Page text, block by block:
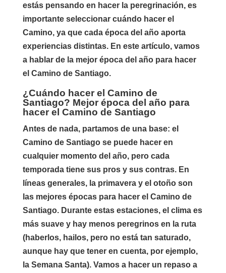
estás pensando en hacer la peregrinación, es
importante seleccionar cuándo hacer el
Camino, ya que cada época del año aporta
experiencias distintas. En este artículo, vamos
a hablar de la mejor época del año para hacer
el Camino de Santiago.
¿Cuándo hacer el Camino de
Santiago? Mejor época del año para
hacer el Camino de Santiago
Antes de nada, partamos de una base: el
Camino de Santiago se puede hacer en
cualquier momento del año, pero cada
temporada tiene sus pros y sus contras. En
líneas generales, la primavera y el otoño son
las mejores épocas para hacer el Camino de
Santiago. Durante estas estaciones, el clima es
más suave y hay menos peregrinos en la ruta
(haberlos, hailos, pero no está tan saturado,
aunque hay que tener en cuenta, por ejemplo,
la Semana Santa). Vamos a hacer un repaso a